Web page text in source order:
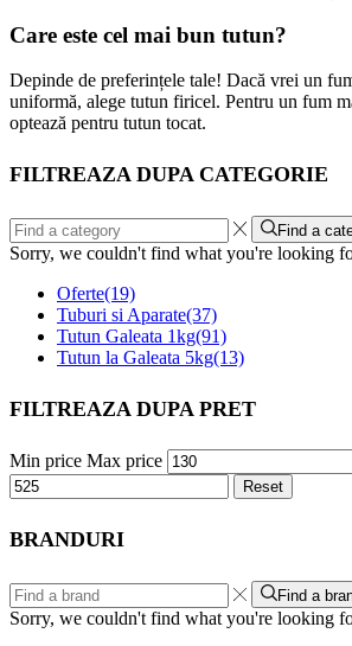
Care este cel mai bun tutun?
Depinde de preferințele tale! Dacă vrei un
uniformă, alege tutun firicel. Pentru un fum
optează pentru tutun tocat.
FILTREAZA DUPA CATEGORIE
Find a
Sorry, we couldn't find what you're looking
Oferte(19)
Tuburi si Aparate(37)
Tutun Galeata 1kg(91)
Tutun la Galeata 5kg(13)
FILTREAZA DUPA PRET
Min price Max price
Reset
BRANDURI
Find a
Sorry, we couldn't find what you're looking